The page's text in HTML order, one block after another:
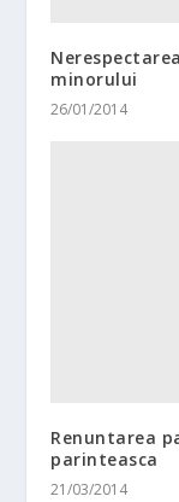
minorului
26/01/2014
Renuntarea
parinteasca
21/03/2014